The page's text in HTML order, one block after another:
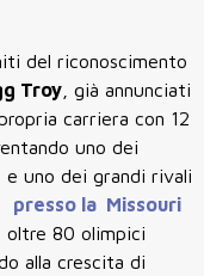
del riconoscimento
Troy , già annunciati
carriera con 12
uno dei
e uno dei grandi rivali
presso la Missouri
oltre 80 olimpici
alla crescita di